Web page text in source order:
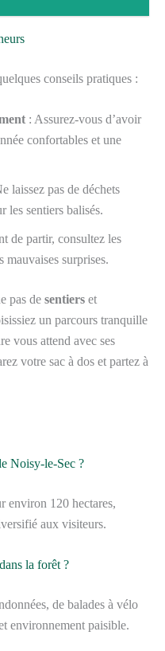
conseils pratiques :
: Assurez-vous d’avoir
confortables et une
laissez pas de déchets
les sentiers balisés.
de partir, consultez les
surprises.
pas de sentiers et
un parcours tranquille
vous attend avec ses
votre sac à dos et partez à
Noisy-le-Sec ?
environ 120 hectares,
aux visiteurs.
la forêt ?
de balades à vélo
environnement paisible.